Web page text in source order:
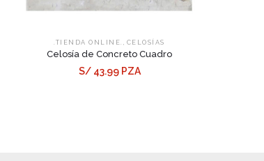
PRODUCTOS TALLER.TIENDA ONLINE. , CELOSÍAS
Celosía de Concreto Cuadro
S/ 43.99 PZA